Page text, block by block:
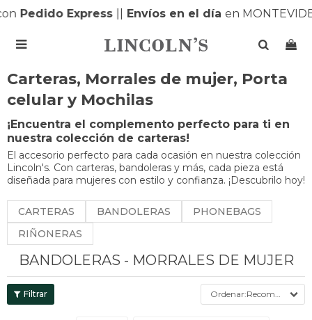
Express||Envíos en el díaen MONTEVIDEO ||

Carteras, Morrales de mujer, Porta
celular y Mochilas
¡Encuentra el complemento perfecto para ti en
nuestra colección de carteras!
El accesorio perfecto para cada ocasión en nuestra colección
Lincoln's. Con carteras, bandoleras y más, cada pieza está
diseñada para mujeres con estilo y confianza. ¡Descubrilo hoy!
CARTERAS BANDOLERAS
PHONEBAGS
RIÑONERAS
BANDOLERAS - MORRALES DE MUJER
Recomendados